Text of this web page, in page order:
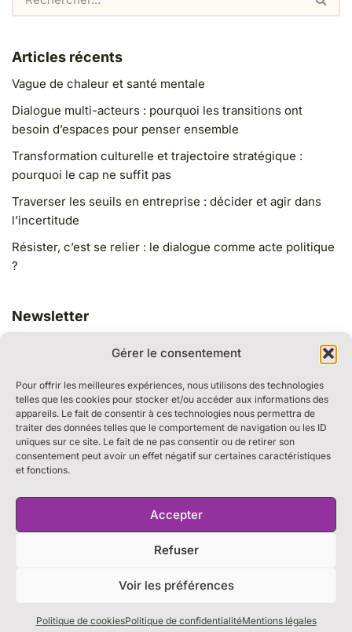
Gérer le consentement
Pour offrir les meilleures expériences, nous utilisons des technologies
telles que les cookies pour stocker et/ou accéder aux informations des
appareils. Le fait de consentir à ces technologies nous permettra de
traiter des données telles que le comportement de navigation ou les ID
uniques sur ce site. Le fait de ne pas consentir ou de retirer son
consentement peut avoir un effet négatif sur certaines caractéristiques
et fonctions.
Accepter
Refuser
Voir les préférences
Politique de cookiesPolitique de confidentialitéMentions légales
Articles récents
Vague de chaleur et santé mentale
Dialogue multi-acteurs : pourquoi les transitions ont
besoin d’espaces pour penser ensemble
Transformation culturelle et trajectoire stratégique :
pourquoi le cap ne suffit pas
Traverser les seuils en entreprise : décider et agir dans
l’incertitude
Résister, c’est se relier : le dialogue comme acte politique
?
Newsletter
RESSOURCES
BULLE DE DIALOGUE
S’ABONNER À LA NEWSLETTER
ConfidentialitéCookies
© 2026 Evolucio — Christine Koehler